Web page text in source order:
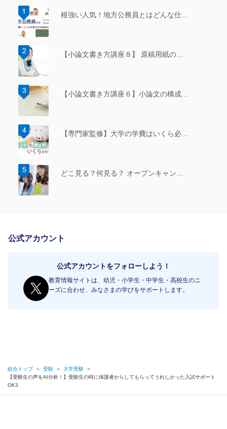
根強い人気！地方公務員とはどんな仕…
【小論文書き方講座８】 原稿用紙の…
【小論文書き方講座６】小論文の構成…
【専門家監修】大学の学費はいくら必…
どこ見る？何見る？ オープンキャン…
公式アカウント
公式アカウントをフォローしよう！
教育情報サイトは、幼児・小学生・中学生・高校生のニ
ーズに合わせ、みなさまの学びをサポートします。
総合トップ ＞ 受験 ＞ 大学受験
＞
【受験生の声をAI分析！】受験生の時に保護者からしてもらってうれしかった入試サポート
OK3